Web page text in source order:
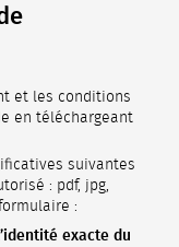
et les conditions
en téléchargeant
suivantes
: pdf, jpg,
:
exacte du